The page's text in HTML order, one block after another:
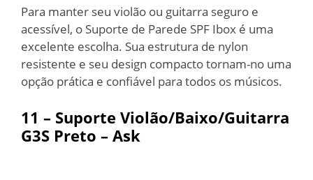
Para manter seu violão ou guitarra seguro e
acessível, o Suporte de Parede SPF Ibox é uma
excelente escolha. Sua estrutura de nylon
resistente e seu design compacto tornam-no uma
opção prática e confiável para todos os músicos.
11 – Suporte Violão/Baixo/Guitarra
G3S Preto – Ask